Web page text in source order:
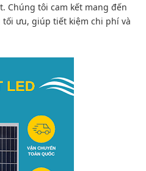
Chúng tôi cam kết mang đến
ưu, giúp tiết kiệm chi phí và